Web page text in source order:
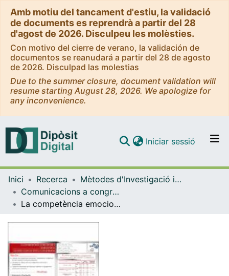
Amb motiu del tancament d'estiu, la validació
de documents es reprendrà a partir del 28
d'agost de 2026. Disculpeu les molèsties.
Con motivo del cierre de verano, la validación de
documentos se reanudará a partir del 28 de agosto
de 2026. Disculpad las molestias
Due to the summer closure, document validation will
resume starting August 28, 2026. We apologize for
any inconvenience.
Navega per tot el DD
Com publicar
Iniciar sessió (current)
Inici Recerca
Mètodes d'Investigació i Diagnòstic en Educació
Comunicacions a congressos / Presentacions (Mètodes d'Investigació i Diagnòstic en Educació)
La competència emocional i autoestima al cicle superior d'educació primària